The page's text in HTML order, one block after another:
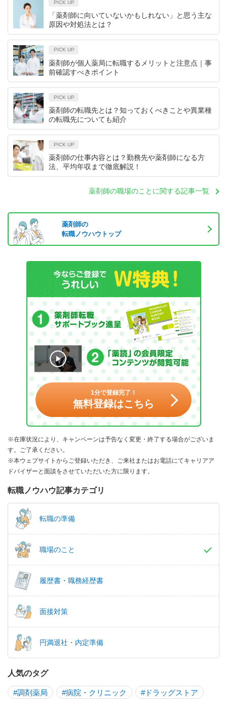
PICK UP
「薬剤師に向いていないかもしれない」と思う主な
原因や対処法とは？
PICK UP
薬剤師が個人薬局に転職するメリットと注意点｜事
前確認すべきポイント
PICK UP
薬剤師の転職先とは？知っておくべきことや異業種
の転職先についても紹介
PICK UP
薬剤師の仕事内容とは？勤務先や薬剤師になる方
法、平均年収まで徹底解説！
薬剤師の職場のことに関する記事一覧
薬剤師の
転職ノウハウトップ
1分で登録完了！
無料登録はこちら
※在庫状況により、キャンペーンは予告なく変更・終了する場合がございま
す。ご了承ください。
※本ウェブサイトからご登録いただき、ご来社またはお電話にてキャリアア
ドバイザーと面談をさせていただいた方に限ります。
転職ノウハウ記事カテゴリ
転職の準備
職場のこと
履歴書・職務経歴書
面接対策
円満退社・内定準備
人気のタグ
#調剤薬局 #病院・クリニック #ドラッグストア